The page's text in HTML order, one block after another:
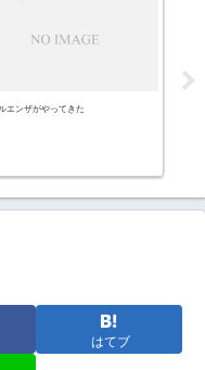
エンザがやってきた
はてブ